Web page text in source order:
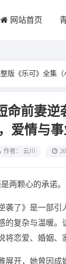
网站首页
版《乐可》全集
命前妻逆
，爱情与
作者： 云川
两颗心的承诺。
袭了》是一部
的复杂与温暖。
将恋爱、婚姻、
展开，她曾因成